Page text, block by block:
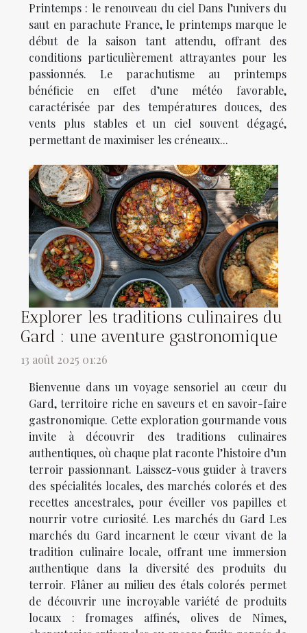
Printemps : le renouveau du ciel Dans l’univers du
saut en parachute France, le printemps marque le
début de la saison tant attendu, offrant des
conditions particulièrement attrayantes pour les
passionnés. Le parachutisme au printemps
bénéficie en effet d’une météo favorable,
caractérisée par des températures douces, des
vents plus stables et un ciel souvent dégagé,
permettant de maximiser les créneaux...
Explorer les traditions culinaires du
Gard : une aventure gastronomique
13 août 2025 01:26
Bienvenue dans un voyage sensoriel au cœur du
Gard, territoire riche en saveurs et en savoir-faire
gastronomique. Cette exploration gourmande vous
invite à découvrir des traditions culinaires
authentiques, où chaque plat raconte l’histoire d’un
terroir passionnant. Laissez-vous guider à travers
des spécialités locales, des marchés colorés et des
recettes ancestrales, pour éveiller vos papilles et
nourrir votre curiosité. Les marchés du Gard Les
marchés du Gard incarnent le cœur vivant de la
tradition culinaire locale, offrant une immersion
authentique dans la diversité des produits du
terroir. Flâner au milieu des étals colorés permet
de découvrir une incroyable variété de produits
locaux : fromages affinés, olives de Nîmes,